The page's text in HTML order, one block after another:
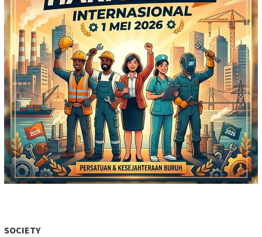
SOCIETY